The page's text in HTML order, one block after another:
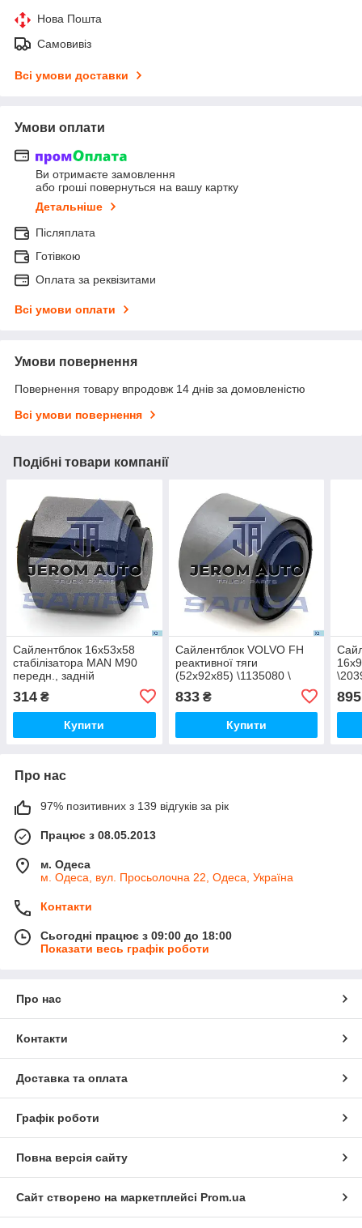
Нова Пошта
Самовивіз
Всі умови доставки
Умови оплати
Ви отримаєте замовлення
або гроші повернуться на вашу картку
Детальніше
Післяплата
Готівкою
Оплата за реквізитами
Всі умови оплати
Умови повернення
Повернення товару впродовж 14 днів за домовленістю
Всі умови повернення
Подібні товари компанії
Сайлентблок 16x53x58
стабілізатора MAN M90
передн., задній
314 ₴
Купити
Сайлентблок VOLVO FH
реактивної тяги
(52x92x85) \1135080 \
833₴
Купити
895
Про нас
97% позитивних з 139 відгуків за рік
Працює з 08.05.2013
м. Одеса
м. Одеса, вул. Просьолочна 22, Одеса, Україна
Контакти
Сьогодні працює з 09:00 до 18:00
Показати весь графік роботи
Про нас
Контакти
Доставка та оплата
Графік роботи
Повна версія сайту
Сайт створено на маркетплейсі Prom.ua